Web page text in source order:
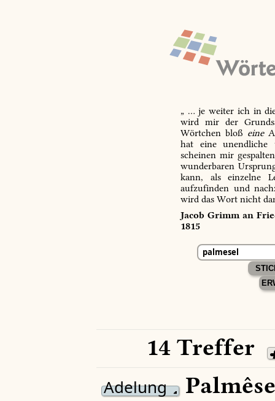
„ … je weiter ich in
wird mir der
Wörtchen bloß eine
hat eine unendliche
scheinen mir
wunderbaren
kann, als einzelne
aufzufinden und
wird das Wort nicht
Jacob Grimm an
1815
14 Treffer
Adelung